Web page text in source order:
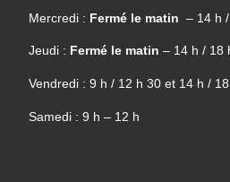
Mercredi : Fermé le matin – 14 h
Jeudi : Fermé le matin – 14 h / 18
Vendredi : 9 h / 12 h 30 et 14 h /
Samedi : 9 h – 12 h